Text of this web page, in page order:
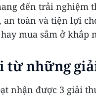
đến trải nghiệm
toàn và tiện lợi
mua sắm ở khắp
từ những
nhận được 3 giải